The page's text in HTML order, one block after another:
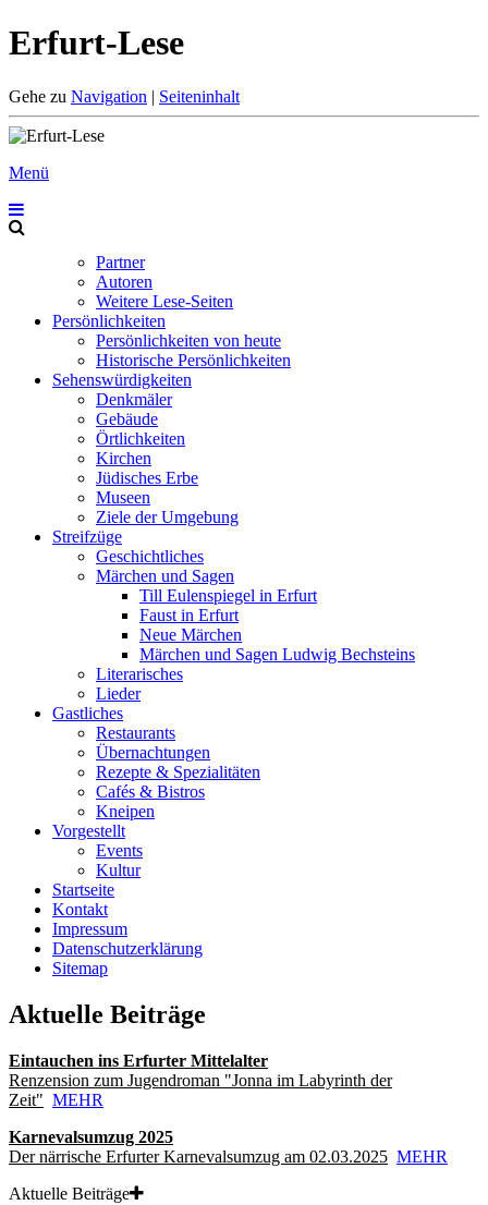
Erfurt-Lese
Gehe zu Navigation | Seiteninhalt
Menü
Partner
Autoren
Weitere Lese-Seiten
Persönlichkeiten
Persönlichkeiten von heute
Historische Persönlichkeiten
Sehenswürdigkeiten
Denkmäler
Gebäude
Örtlichkeiten
Kirchen
Jüdisches Erbe
Museen
Ziele der Umgebung
Streifzüge
Geschichtliches
Märchen und Sagen
Till Eulenspiegel in Erfurt
Faust in Erfurt
Neue Märchen
Märchen und Sagen Ludwig Bechsteins
Literarisches
Lieder
Gastliches
Restaurants
Übernachtungen
Rezepte & Spezialitäten
Cafés & Bistros
Kneipen
Vorgestellt
Events
Kultur
Startseite
Kontakt
Impressum
Datenschutz­erklärung
Sitemap
Aktuelle Beiträge
Eintauchen ins Erfurter Mittelalter
Renzension zum Jugendroman "Jonna im Labyrinth der
Zeit" MEHR
Karnevalsumzug 2025
Der närrische Erfurter Karnevalsumzug am 02.03.2025 MEHR
Aktuelle Beiträge